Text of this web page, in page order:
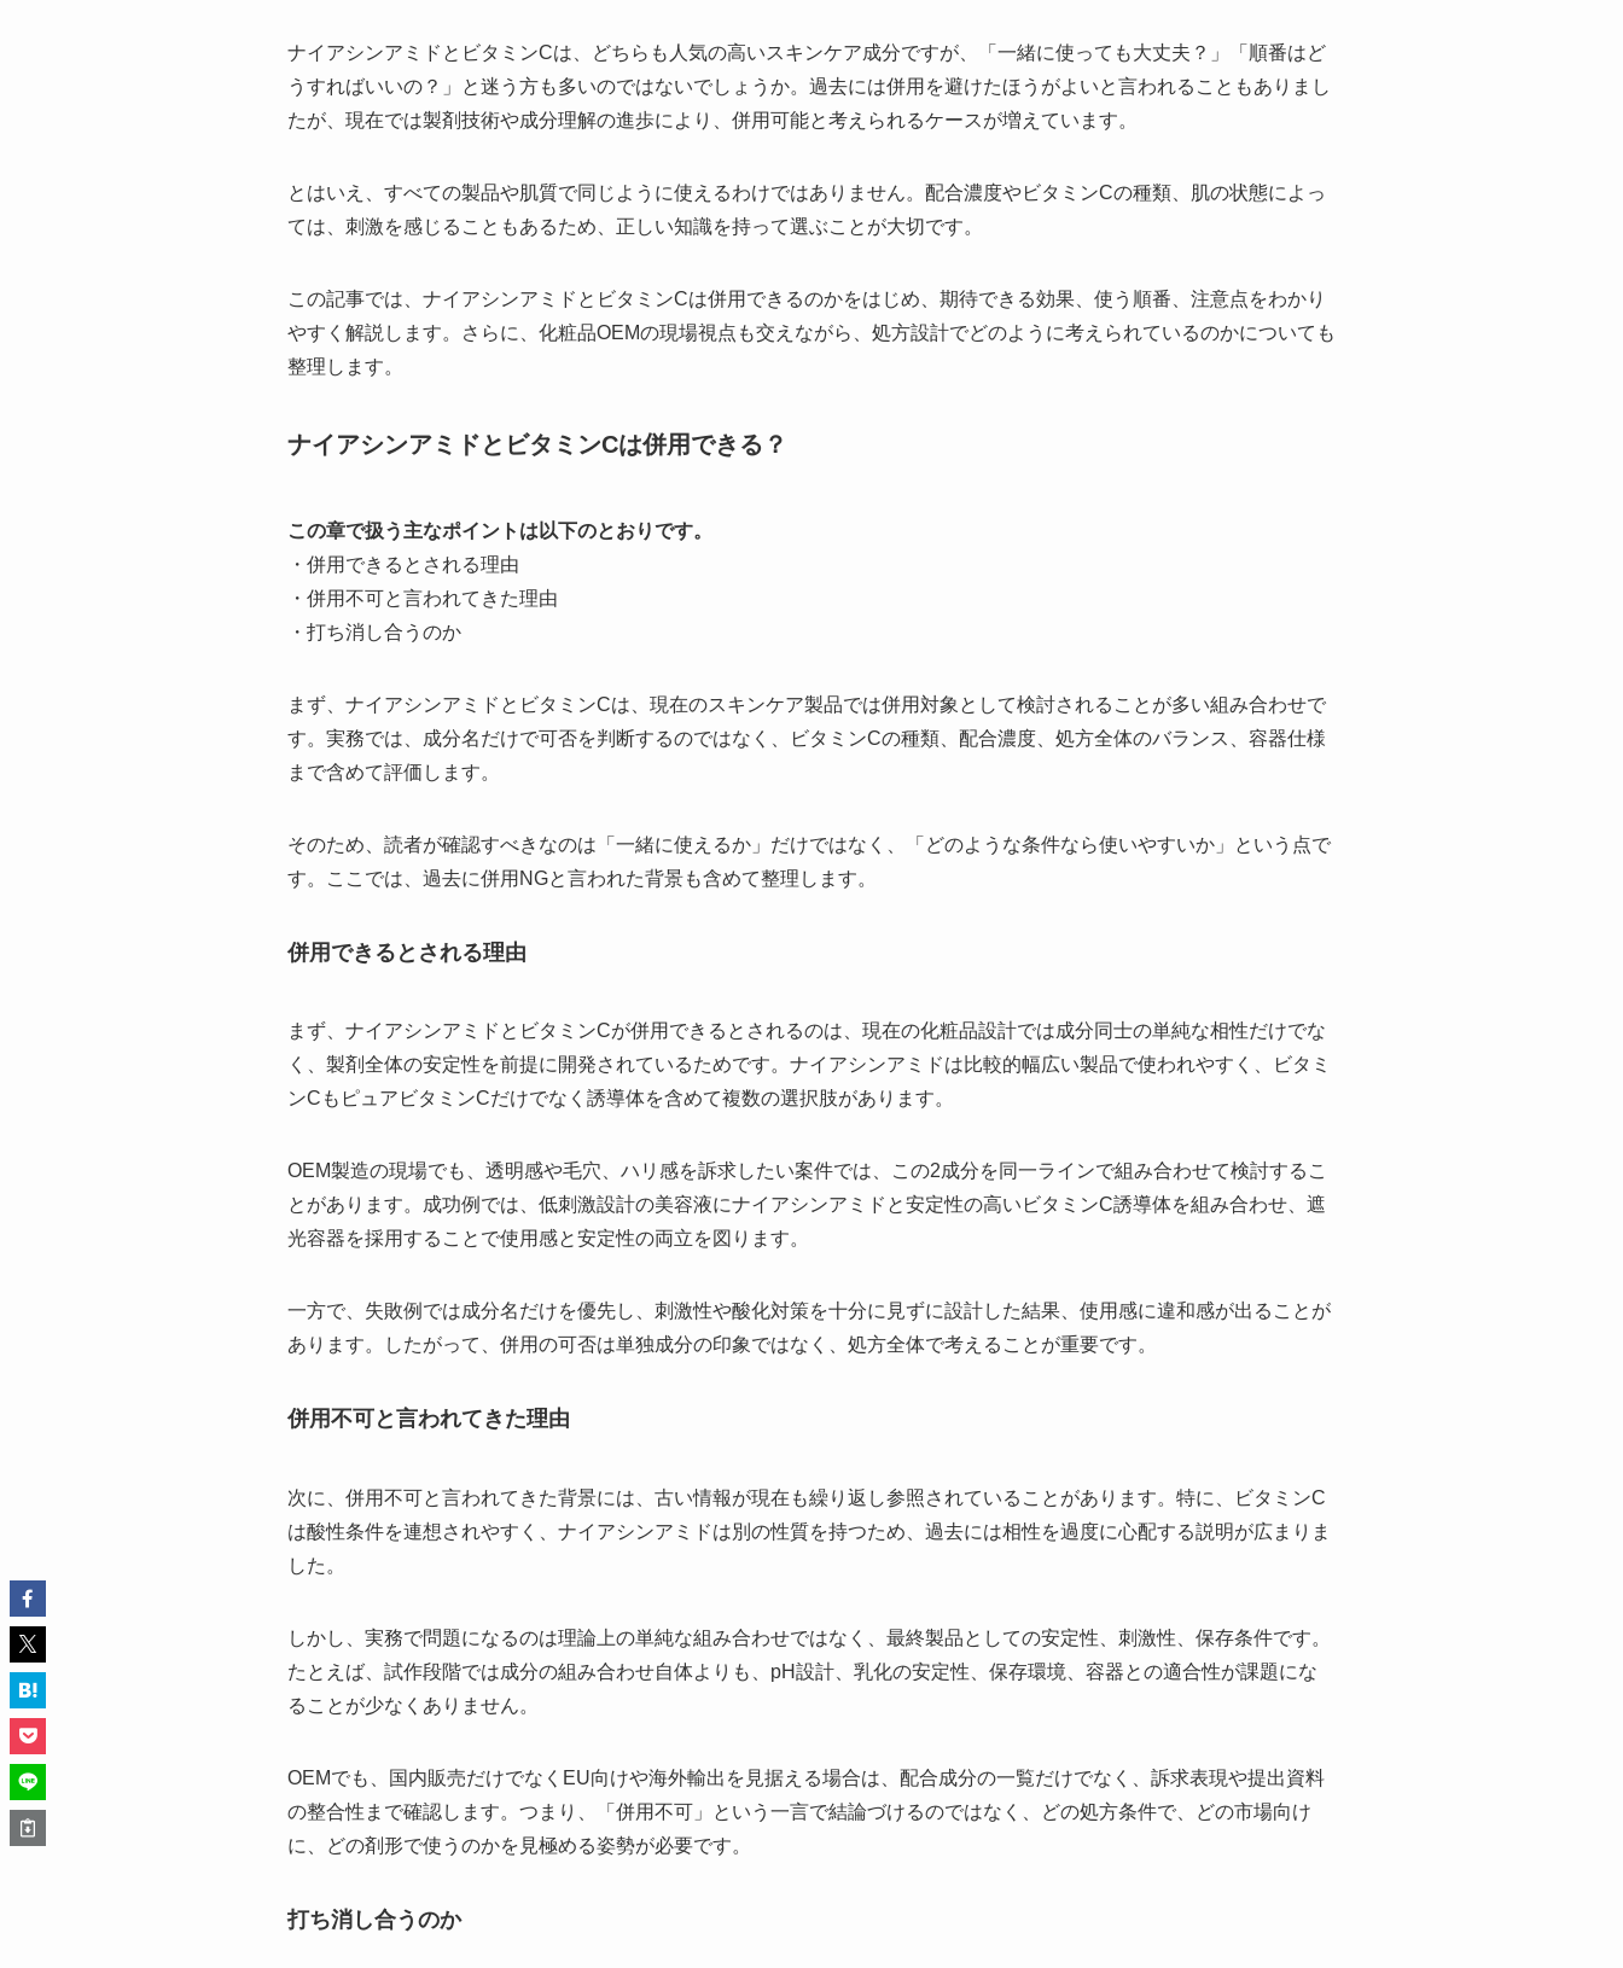
ナイアシンアミドとビタミンCは、どちらも人気の高いスキンケア成分ですが、「一緒に使っても大丈夫？」「順番はど
うすればいいの？」と迷う方も多いのではないでしょうか。過去には併用を避けたほうがよいと言われることもありまし
たが、現在では製剤技術や成分理解の進歩により、併用可能と考えられるケースが増えています。
とはいえ、すべての製品や肌質で同じように使えるわけではありません。配合濃度やビタミンCの種類、肌の状態によっ
ては、刺激を感じることもあるため、正しい知識を持って選ぶことが大切です。
この記事では、ナイアシンアミドとビタミンCは併用できるのかをはじめ、期待できる効果、使う順番、注意点をわかり
やすく解説します。さらに、化粧品OEMの現場視点も交えながら、処方設計でどのように考えられているのかについても
整理します。
ナイアシンアミドとビタミンCは併用できる？
この章で扱う主なポイントは以下のとおりです。
・併用できるとされる理由
・併用不可と言われてきた理由
・打ち消し合うのか
まず、ナイアシンアミドとビタミンCは、現在のスキンケア製品では併用対象として検討されることが多い組み合わせで
す。実務では、成分名だけで可否を判断するのではなく、ビタミンCの種類、配合濃度、処方全体のバランス、容器仕様
まで含めて評価します。
そのため、読者が確認すべきなのは「一緒に使えるか」だけではなく、「どのような条件なら使いやすいか」という点で
す。ここでは、過去に併用NGと言われた背景も含めて整理します。
併用できるとされる理由
まず、ナイアシンアミドとビタミンCが併用できるとされるのは、現在の化粧品設計では成分同士の単純な相性だけでな
く、製剤全体の安定性を前提に開発されているためです。ナイアシンアミドは比較的幅広い製品で使われやすく、ビタミ
ンCもピュアビタミンCだけでなく誘導体を含めて複数の選択肢があります。
OEM製造の現場でも、透明感や毛穴、ハリ感を訴求したい案件では、この2成分を同一ラインで組み合わせて検討するこ
とがあります。成功例では、低刺激設計の美容液にナイアシンアミドと安定性の高いビタミンC誘導体を組み合わせ、遮
光容器を採用することで使用感と安定性の両立を図ります。
一方で、失敗例では成分名だけを優先し、刺激性や酸化対策を十分に見ずに設計した結果、使用感に違和感が出ることが
あります。したがって、併用の可否は単独成分の印象ではなく、処方全体で考えることが重要です。
併用不可と言われてきた理由
次に、併用不可と言われてきた背景には、古い情報が現在も繰り返し参照されていることがあります。特に、ビタミンC
は酸性条件を連想されやすく、ナイアシンアミドは別の性質を持つため、過去には相性を過度に心配する説明が広まりま
した。
しかし、実務で問題になるのは理論上の単純な組み合わせではなく、最終製品としての安定性、刺激性、保存条件です。
たとえば、試作段階では成分の組み合わせ自体よりも、pH設計、乳化の安定性、保存環境、容器との適合性が課題にな
ることが少なくありません。
OEMでも、国内販売だけでなくEU向けや海外輸出を見据える場合は、配合成分の一覧だけでなく、訴求表現や提出資料
の整合性まで確認します。つまり、「併用不可」という一言で結論づけるのではなく、どの処方条件で、どの市場向け
に、どの剤形で使うのかを見極める姿勢が必要です。
打ち消し合うのか